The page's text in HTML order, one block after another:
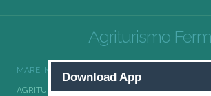
Agriturismo
MARE IN ITALIA
AGRITURISMO FERMO
Download App